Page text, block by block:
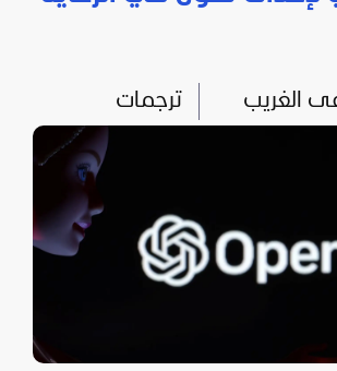
الغريب ترجمات